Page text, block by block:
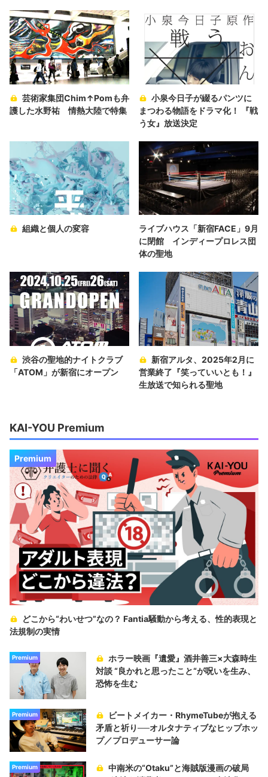
芸術家集団Chim↑Pomも弁
護した水野祐 情熱大陸で特集
小泉今日子が綴るパンツに
まつわる物語をドラマ化！ 『戦
う女』放送決定
組織と個人の変容
ライブハウス「新宿FACE」9月
に閉館 インディープロレス団
体の聖地
渋谷の聖地的ナイトクラブ
「ATOM」が新宿にオープン
新宿アルタ、2025年2月に
営業終了『笑っていいとも！』
生放送で知られる聖地
KAI-YOU Premium
Premium
どこから“わいせつ”なの？ Fantia騒動から考える、性的表現と
法規制の実情
Premium
ホラー映画『遺愛』酒井善三×大森時生
対談 “良かれと思ったこと“が呪いを生み、
恐怖を生む
Premium
ビートメイカー・RhymeTubeが抱える
矛盾と祈り──オルタナティブなヒップホッ
プ／プロデューサー論
Premium
中南米の“Otaku”と海賊版漫画の破局